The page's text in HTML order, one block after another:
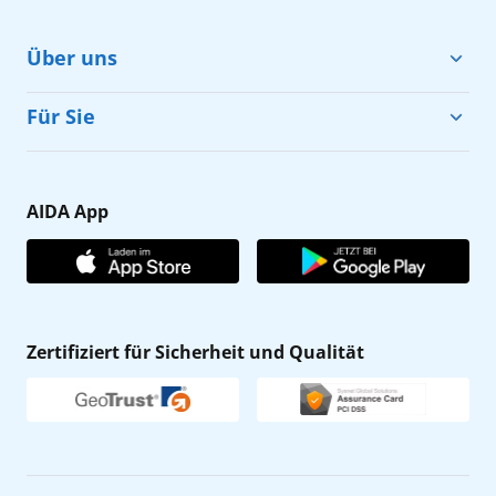
Über uns
Cruise & Help
Karriere
Affiliateprogramm
Verhaltens- & Ethikkodex
Newsletter
Für Sie
Gästefragebogen
AIDA Club
AIDA App
AIDA App
Zertifiziert für Sicherheit und Qualität